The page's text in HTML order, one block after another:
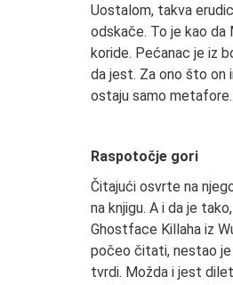
Uostalom, takva
odskače. To je kao da
koride. Pećanac je iz
da jest. Za ono što on
ostaju samo metafore.
Raspotočje gori
Čitajući osvrte na
na knjigu. A i da je
Ghostface Killaha iz
počeo čitati, nestao je
tvrdi. Možda i jest